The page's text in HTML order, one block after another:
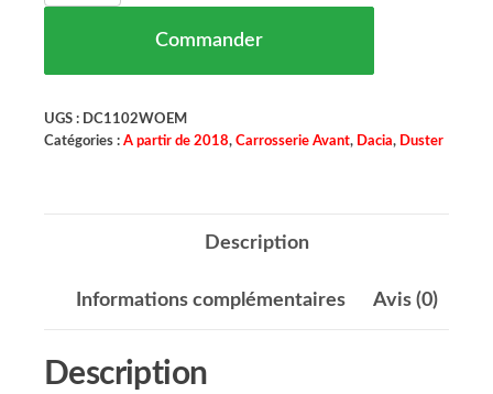
Commander
UGS : DC1102WOEM
Catégories : A partir de 2018, Carrosserie Avant, Dacia, Duster
Description
Informations complémentaires Avis (0)
Description